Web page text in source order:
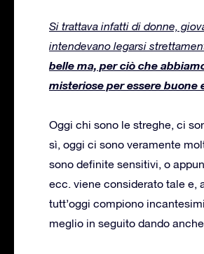
Si trattava infatti di donne,
intendevano legarsi
belle ma, per ciò che
misteriose per essere buone
Oggi chi sono le streghe, ci
sì, oggi ci sono veramente
sono definite sensitivi, o
ecc. viene considerato tale e,
tutt’oggi compiono
meglio in seguito dando